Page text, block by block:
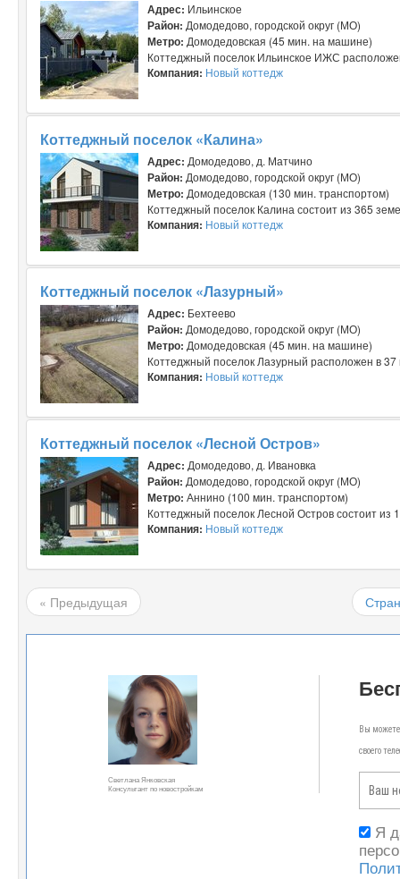
Адрес: Ильинское
Район: Домодедово, городской округ (МО)
Метро: Домодедовская (45 мин. на машине)
Коттеджный поселок Ильинское ИЖС
Компания: Новый коттедж
Коттеджный поселок «Калина»
Адрес: Домодедово, д. Матчино
Район: Домодедово, городской округ (МО)
Метро: Домодедовская (130 мин. транспортом)
Коттеджный поселок Калина состоит из 365
Компания: Новый коттедж
Коттеджный поселок «Лазурный»
Адрес: Бехтеево
Район: Домодедово, городской округ (МО)
Метро: Домодедовская (45 мин. на машине)
Коттеджный поселок Лазурный расположен в
Компания: Новый коттедж
Коттеджный поселок «Лесной Остров»
Адрес: Домодедово, д. Ивановка
Район: Домодедово, городской округ (МО)
Метро: Аннино (100 мин. транспортом)
Коттеджный поселок Лесной Остров состоит из
Компания: Новый коттедж
« Предыдущая
Светлана Янковская
Консультант по новостройкам
Вы
своего
Я